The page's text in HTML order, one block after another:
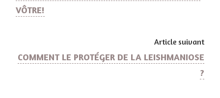
VÔTRE!
Article suivant
COMMENT LE PROTÉGER DE LA LEISHMANIOSE
?